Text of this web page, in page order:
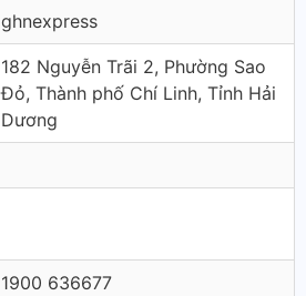
ghnexpress
182 Nguyễn Trãi 2, Phường Sao
Đỏ, Thành phố Chí Linh, Tỉnh Hải
Dương
1900 636677